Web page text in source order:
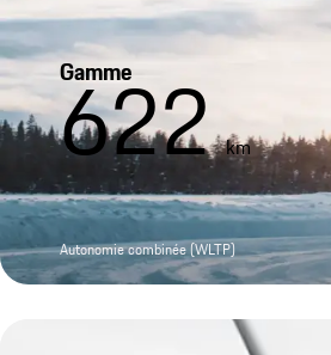
Gamme
622 km
Autonomie combinée (WLTP)